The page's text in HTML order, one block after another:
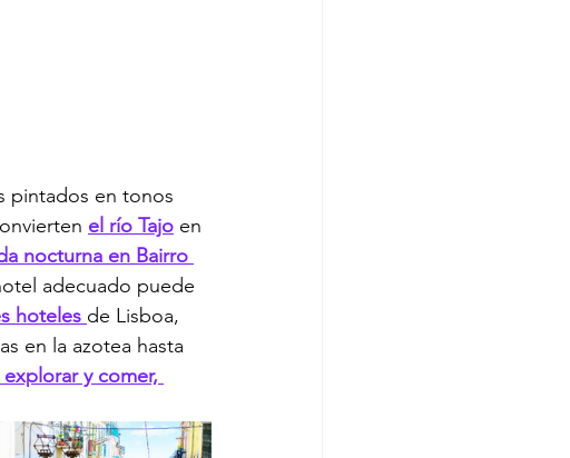
pintados en tonos
el río Tajo en
nocturna en Bairro
adecuado puede
hoteles de Lisboa,
en la azotea hasta
explorar y comer,